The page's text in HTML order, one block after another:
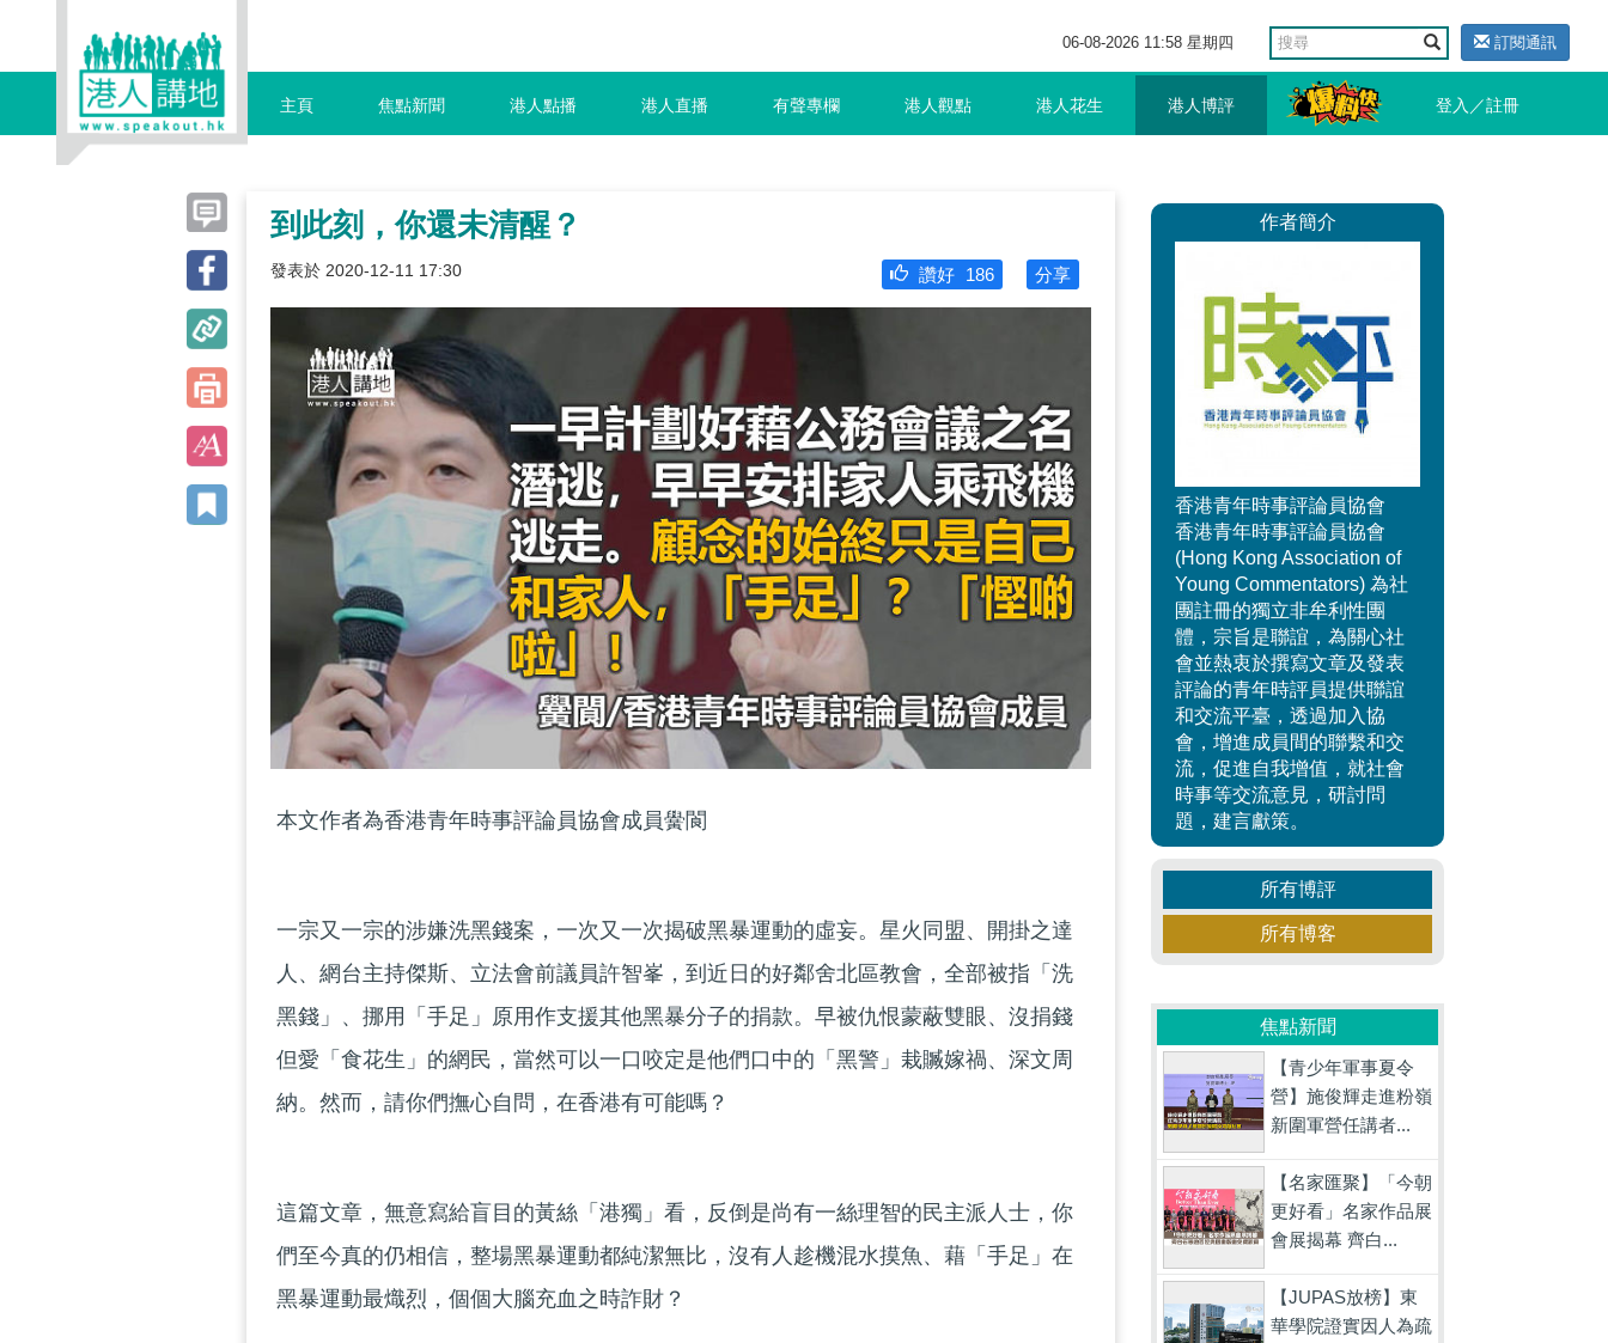
06-08-2026 11:58 星期四 訂閱通訊
主頁 焦點新聞 港人點播 港人直播 有聲專欄 港人觀點 港人花生 港人博評 登入／註冊
到此刻，你還未清醒？
發表於 2020-12-11 17:30 分享
讚好 186
本文作者為香港青年時事評論員協會成員黌閬
一宗又一宗的涉嫌洗黑錢案，一次又一次揭破黑暴運動的虛妄。星火同盟、開掛之達
人、網台主持傑斯、立法會前議員許智峯，到近日的好鄰舍北區教會，全部被指「洗
黑錢」、挪用「手足」原用作支援其他黑暴分子的捐款。早被仇恨蒙蔽雙眼、沒捐錢
但愛「食花生」的網民，當然可以一口咬定是他們口中的「黑警」栽贓嫁禍、深文周
納。然而，請你們撫心自問，在香港有可能嗎？
這篇文章，無意寫給盲目的黃絲「港獨」看，反倒是尚有一絲理智的民主派人士，你
們至今真的仍相信，整場黑暴運動都純潔無比，沒有人趁機混水摸魚、藉「手足」在
黑暴運動最熾烈，個個大腦充血之時詐財？
作者簡介
香港青年時事評論員協會
香港青年時事評論員協會
(Hong Kong Association of
Young Commentators) 為社
團註冊的獨立非牟利性團
體，宗旨是聯誼，為關心社
會並熱衷於撰寫文章及發表
評論的青年時評員提供聯誼
和交流平臺，透過加入協
會，增進成員間的聯繫和交
流，促進自我增值，就社會
時事等交流意見，研討問
題，建言獻策。
所有博評
所有博客
焦點新聞
【青少年軍事夏令
營】施俊輝走進粉嶺
新圍軍營任講者...
【名家匯聚】「今朝
更好看」名家作品展
會展揭幕 齊白...
【JUPAS放榜】東
華學院證實因人為疏